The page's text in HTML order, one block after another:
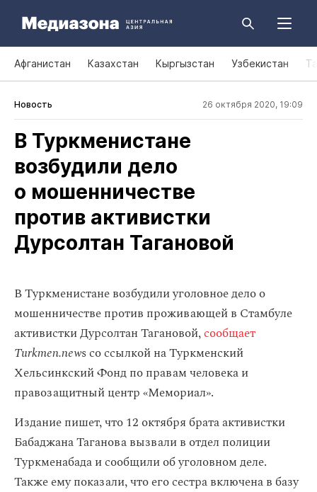
Афганистан Казахстан Кыргызстан Узбекистан
Новость 26 октября 2020, 19:09
В Туркменистане
возбудили дело
о мошенничестве
против активистки
Дурсолтан Тагановой
В Туркменистане возбудили уголовное дело о
мошенничестве против проживающей в Стамбуле
активистки Дурсолтан Тагановой,сообщает
Turkmen.news со ссылкой на Туркменский
Хельсинкский Фонд по правам человека и
правозащитный центр «Мемориал».
Издание пишет, что 12 октября брата активистки
Бабаджана Таганова вызвали в отдел полиции
Туркменабада и сообщили об уголовном деле.
Также ему показали, что его сестра включена в базу